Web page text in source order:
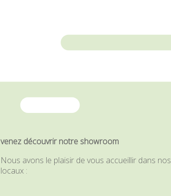
venez découvrir notre showroom
Nous avons le plaisir de vous accueillir dans nos
locaux :